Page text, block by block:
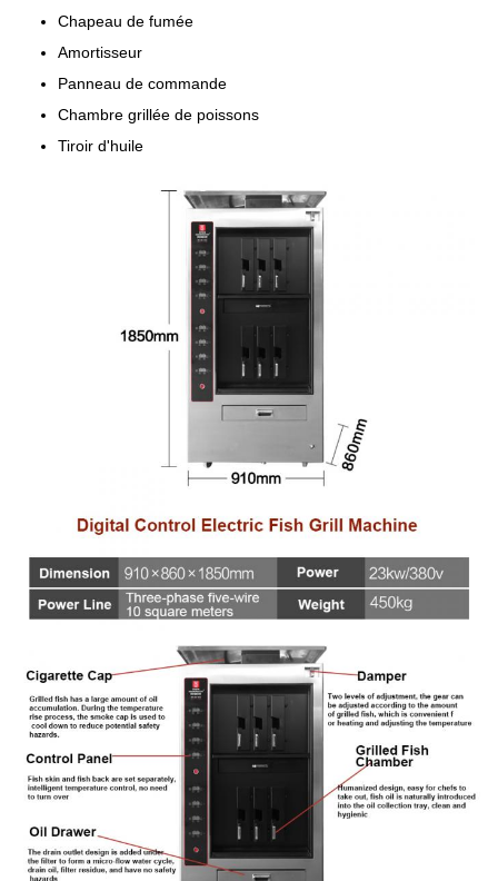
Chapeau de fumée
Amortisseur
Panneau de commande
Chambre grillée de poissons
Tiroir d'huile